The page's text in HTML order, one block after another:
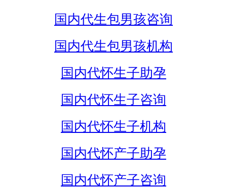
国内代生包男孩咨询
国内代生包男孩机构
国内代怀生子助孕
国内代怀生子咨询
国内代怀生子机构
国内代怀产子助孕
国内代怀产子咨询